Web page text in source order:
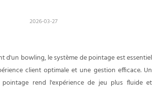
2026-03-27
d'un bowling, le système de pointage est essentiel
client optimale et une gestion efficace. Un
pointage rend l'expérience de jeu plus fluide et